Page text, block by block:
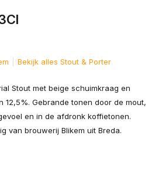
Bekijk alles Stout & Porter
Stout met beige schuimkraag en
Gebrande tonen door de mout,
en in de afdronk koffietonen.
van brouwerij Blikem uit Breda.